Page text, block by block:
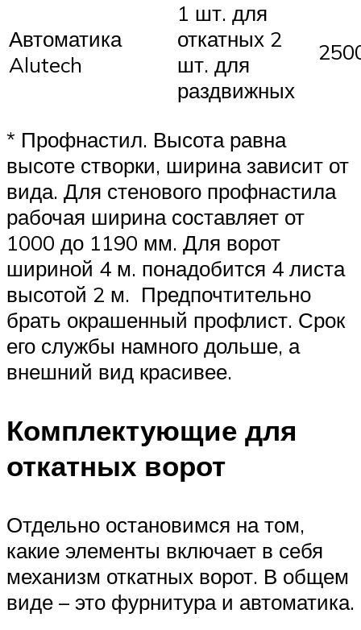
Автоматика
Alutech
1 шт. для
откатных 2
шт. для
раздвижных
* Профнастил. Высота равна
высоте створки, ширина зависит от
вида. Для стенового профнастила
рабочая ширина составляет от
1000 до 1190 мм. Для ворот
шириной 4 м. понадобится 4 листа
высотой 2 м. Предпочтительно
брать окрашенный профлист. Срок
его службы намного дольше, а
внешний вид красивее.
Комплектующие для
откатных ворот
Отдельно остановимся на том,
какие элементы включает в себя
механизм откатных ворот. В общем
виде – это фурнитура и автоматика.